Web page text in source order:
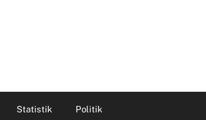
Statistik Politik